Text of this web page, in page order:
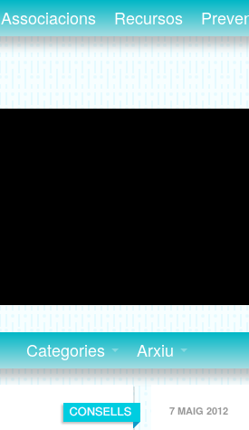
Associacions Recursos
Categories Arxiu
7 MAIG 2012